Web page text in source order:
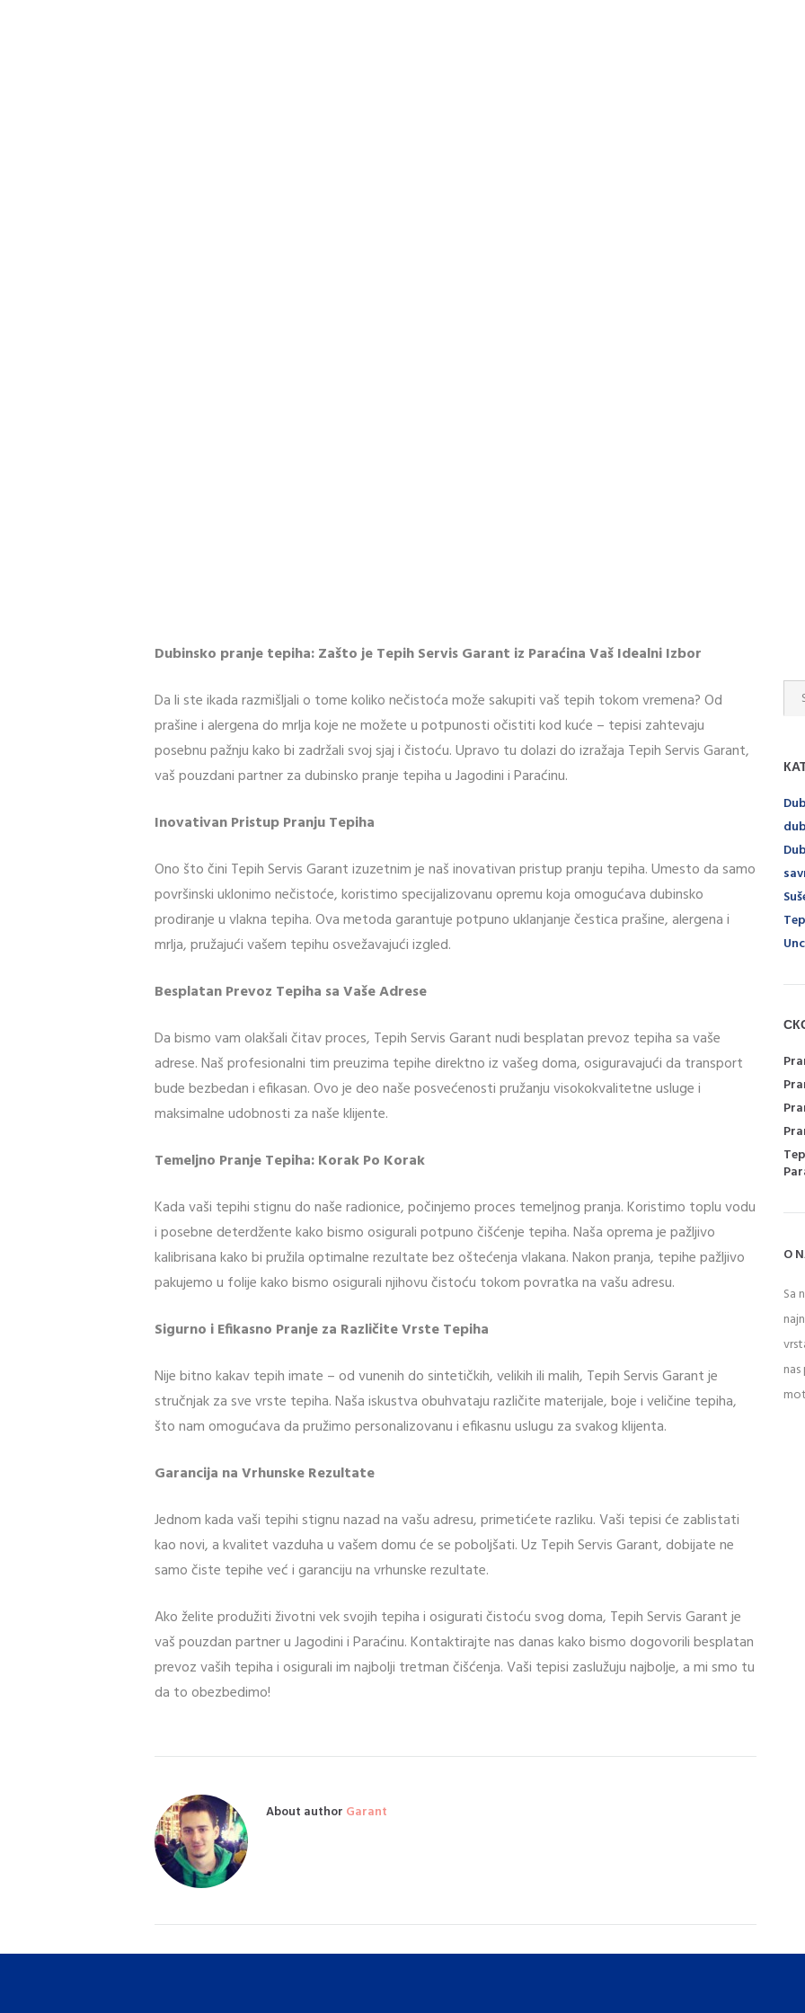
Dubinsko pranje tepiha: Zašto je Tepih Servis Garant iz Paraćina Vaš Idealni Izbor
Da li ste ikada razmišljali o tome koliko nečistoća može sakupiti vaš tepih tokom vremena? Od
prašine i alergena do mrlja koje ne možete u potpunosti očistiti kod kuće – tepisi zahtevaju
posebnu pažnju kako bi zadržali svoj sjaj i čistoću. Upravo tu dolazi do izražaja Tepih Servis Garant,
vaš pouzdani partner za dubinsko pranje tepiha u Jagodini i Paraćinu.
Inovativan Pristup Pranju Tepiha
Ono što čini Tepih Servis Garant izuzetnim je naš inovativan pristup pranju tepiha. Umesto da samo
površinski uklonimo nečistoće, koristimo specijalizovanu opremu koja omogućava dubinsko
prodiranje u vlakna tepiha. Ova metoda garantuje potpuno uklanjanje čestica prašine, alergena i
mrlja, pružajući vašem tepihu osvežavajući izgled.
Besplatan Prevoz Tepiha sa Vaše Adrese
Da bismo vam olakšali čitav proces, Tepih Servis Garant nudi besplatan prevoz tepiha sa vaše
adrese. Naš profesionalni tim preuzima tepihe direktno iz vašeg doma, osiguravajući da transport
bude bezbedan i efikasan. Ovo je deo naše posvećenosti pružanju visokokvalitetne usluge i
maksimalne udobnosti za naše klijente.
Temeljno Pranje Tepiha: Korak Po Korak
Kada vaši tepihi stignu do naše radionice, počinjemo proces temeljnog pranja. Koristimo toplu vodu
i posebne deterdžente kako bismo osigurali potpuno čišćenje tepiha. Naša oprema je pažljivo
kalibrisana kako bi pružila optimalne rezultate bez oštećenja vlakana. Nakon pranja, tepihe pažljivo
pakujemo u folije kako bismo osigurali njihovu čistoću tokom povratka na vašu adresu.
Sigurno i Efikasno Pranje za Različite Vrste Tepiha
Nije bitno kakav tepih imate – od vunenih do sintetičkih, velikih ili malih, Tepih Servis Garant je
stručnjak za sve vrste tepiha. Naša iskustva obuhvataju različite materijale, boje i veličine tepiha,
što nam omogućava da pružimo personalizovanu i efikasnu uslugu za svakog klijenta.
Garancija na Vrhunske Rezultate
Jednom kada vaši tepihi stignu nazad na vašu adresu, primetićete razliku. Vaši tepisi će zablistati
kao novi, a kvalitet vazduha u vašem domu će se poboljšati. Uz Tepih Servis Garant, dobijate ne
samo čiste tepihe već i garanciju na vrhunske rezultate.
Ako želite produžiti životni vek svojih tepiha i osigurati čistoću svog doma, Tepih Servis Garant je
vaš pouzdan partner u Jagodini i Paraćinu. Kontaktirajte nas danas kako bismo dogovorili besplatan
prevoz vaših tepiha i osigurali im najbolji tretman čišćenja. Vaši tepisi zaslužuju najbolje, a mi smo tu
da to obezbedimo!
About author Garant
O
Sa